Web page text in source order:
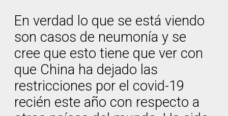
En verdad lo que se está viendo
son casos de neumonía y se
cree que esto tiene que ver con
que China ha dejado las
restricciones por el covid-19
recién este año con respecto a